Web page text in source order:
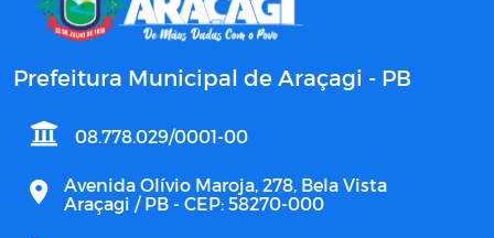
Prefeitura Municipal de Araçagi - PB
08.778.029/0001-00
Avenida Olívio Maroja, 278, Bela Vista
Araçagi / PB - CEP: 58270-000